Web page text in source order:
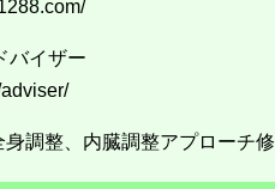
バイザー
調整、内臓調整アプローチ修